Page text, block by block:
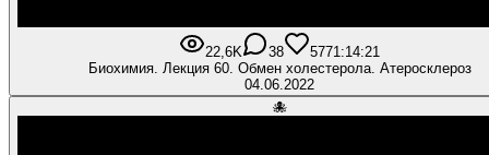
22,6K 38 5771:14:21
Биохимия. Лекция 60. Обмен холестерола. Атеросклероз
04.06.2022
🐙